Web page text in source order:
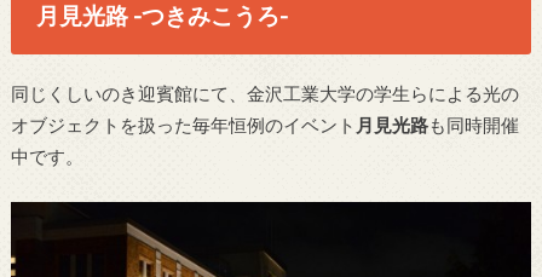
月見光路 -つきみこうろ-
同じくしいのき迎賓館にて、金沢工業大学の学生らによる光の
オブジェクトを扱った毎年恒例のイベント 月見光路も同時開催
中です。